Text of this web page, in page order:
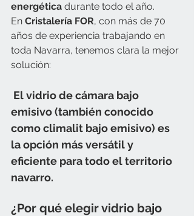
energética durante todo el año.
En Cristalería FOR, con más de 70
años de experiencia trabajando en
toda Navarra, tenemos clara la mejor
solución:
emisivo (también conocido
como climalit bajo emisivo) es
la opción más versátil y
eficiente para todo el territorio
navarro.
¿Por qué elegir vidrio bajo